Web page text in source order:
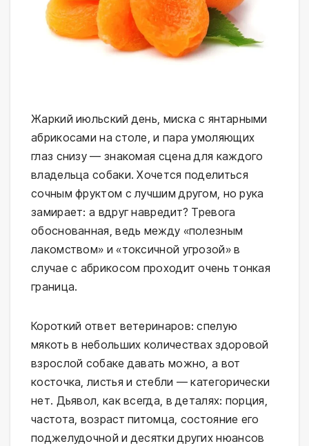
Жаркий июльский день, миска с янтарными
абрикосами на столе, и пара умоляющих
глаз снизу — знакомая сцена для каждого
владельца собаки. Хочется поделиться
сочным фруктом с лучшим другом, но рука
замирает: а вдруг навредит? Тревога
обоснованная, ведь между «полезным
лакомством» и «токсичной угрозой» в
случае с абрикосом проходит очень тонкая
граница.
Короткий ответ ветеринаров: спелую
мякоть в небольших количествах здоровой
взрослой собаке давать можно, а вот
косточка, листья и стебли — категорически
нет. Дьявол, как всегда, в деталях: порция,
частота, возраст питомца, состояние его
поджелудочной и десятки других нюансов